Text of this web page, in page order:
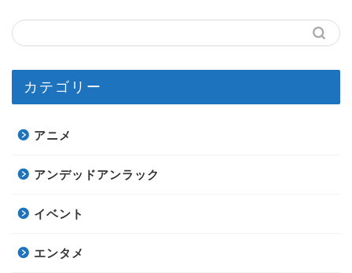
カテゴリー
アニメ
アンデッドアンラック
イベント
エンタメ